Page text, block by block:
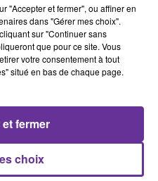
DU 3/03/23
14 min 29 sec
"Accepter et fermer", ou affiner en
dans "Gérer mes choix".
sur "Continuer sans
que pour ce site. Vous
votre consentement à tout
situé en bas de chaque page.
choix
fermer